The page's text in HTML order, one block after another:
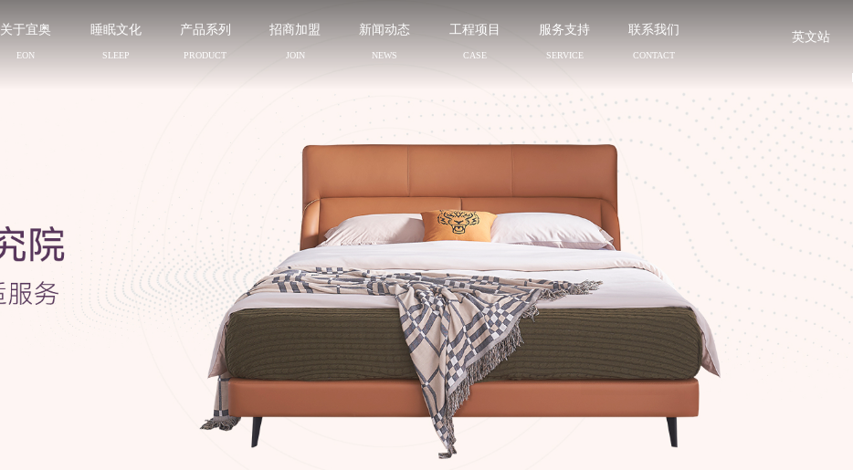
关于宜奥
EON
睡眠文化
SLEEP
产品系列
PRODUCT
招商加盟
JOIN
新闻动态
NEWS
工程项目
CASE
服务支持
SERVICE
联系我们
CONTACT
英文站